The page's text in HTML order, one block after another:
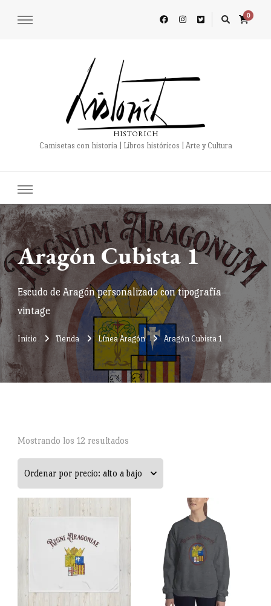
0
HISTORICH
Camisetas con historia | Libros históricos | Arte y Cultura
Aragón Cubista 1
Escudo de Aragón personalizado con tipografía
vintage
Inicio Tienda Línea Aragón Aragón Cubista 1
Mostrando los 12 resultados
por
precio:
alto